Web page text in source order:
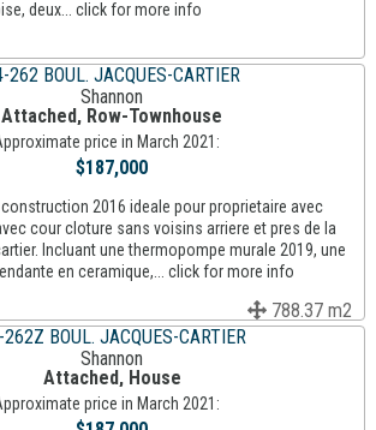
deux... click for more info
262 BOUL. JACQUES-CARTIER
Shannon
Attached, Row-Townhouse
price in March 2021:
$187,000
2016 ideale pour proprietaire avec
cour cloture sans voisins arriere et pres de la
Incluant une thermopompe murale 2019, une
en ceramique,... click for more info
788.37 m2
BOUL. JACQUES-CARTIER
Shannon
Attached, House
price in March 2021: